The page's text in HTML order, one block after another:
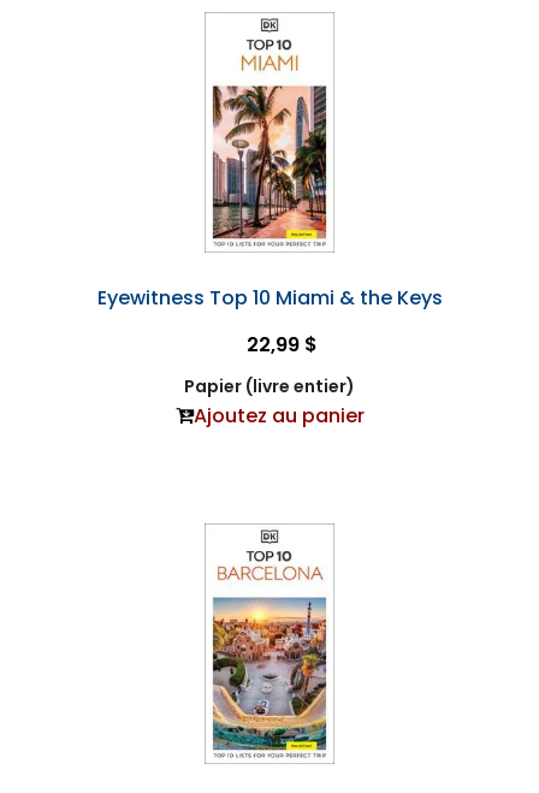
Eyewitness Top 10 Miami & the Keys
22,99 $
Papier (livre entier)
Ajoutez au panier